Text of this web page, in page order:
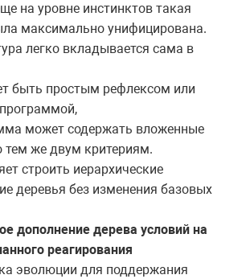
на уровне инстинктов такая
максимально унифицирована.
легко вкладывается сама в
быть простым рефлексом или
может содержать вложенные
тем же двум критериям.
строить иерархические
деревья без изменения базовых
дополнение дерева условий на
реагирования
эволюции для поддержания